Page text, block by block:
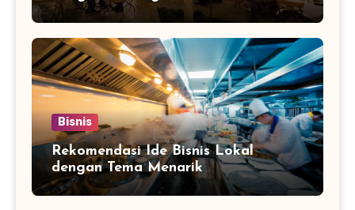
Bisnis
Rekomendasi Ide Bisnis Lokal
dengan Tema Menarik